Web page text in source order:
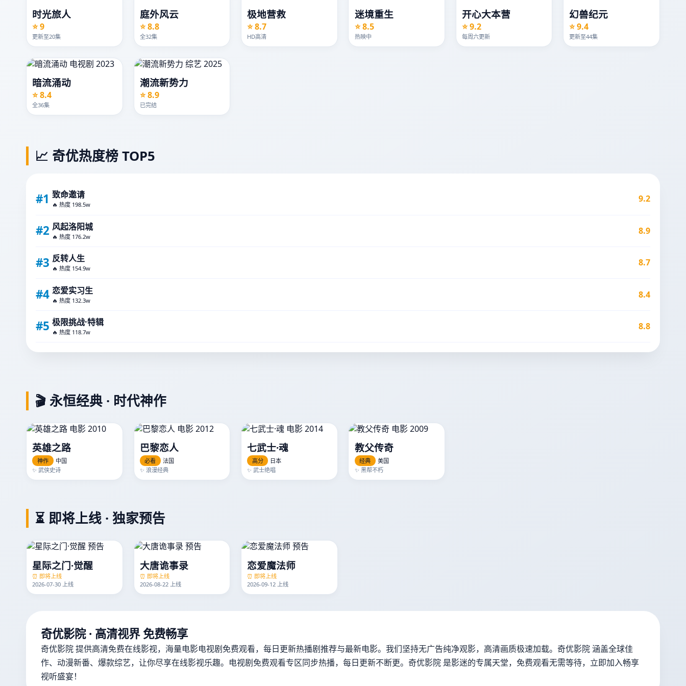
时光旅人
⭐ 9
更新至20集
庭外风云
⭐ 8.8
全32集
极地营救
⭐ 8.7
HD高清
迷境重生
⭐ 8.5
热映中
开心大本营
⭐ 9.2
每周六更新
幻兽纪元
⭐ 9.4
更新至44集
暗流涌动
⭐ 8.4
全36集
潮流新势力
⭐ 8.9
已完结
📈 奇优热度榜 TOP5
#1 致命邀请
🔥 热度 198.5w
9.2
#2 风起洛阳城
🔥 热度 176.2w
8.9
#3 反转人生
🔥 热度 154.9w
8.7
#4 恋爱实习生
🔥 热度 132.3w
8.4
#5 极限挑战·特辑
🔥 热度 118.7w
8.8
🎬 永恒经典 · 时代神作
英雄之路
神作
中国
✨ 武侠史诗
巴黎恋人
必看
法国
✨ 浪漫经典
七武士·魂
高分
日本
✨ 武士绝唱
教父传奇
经典
美国
✨ 黑帮不朽
⏳ 即将上线 · 独家预告
星际之门·觉醒
⏰ 即将上线
2026-07-30 上线
大唐诡事录
⏰ 即将上线
2026-08-22 上线
恋爱魔法师
⏰ 即将上线
2026-09-12 上线
奇优影院 · 高清视界 免费畅享
奇优影院 提供高清免费在线影视，海量电影电视剧免费观看，每日更新热播剧推荐与最新电影。我们坚持无广告纯净观影，高清画质极速加载。奇优影院 涵盖全球佳
作、动漫新番、爆款综艺，让你尽享在线影视乐趣。电视剧免费观看专区同步热播，每日更新不断更。奇优影院 是影迷的专属天堂，免费观看无需等待，立即加入畅享
视听盛宴！